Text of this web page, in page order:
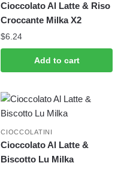
Cioccolato Al Latte & Riso
Croccante Milka X2
$6.24
Add to cart
CIOCCOLATINI
Cioccolato Al Latte &
Biscotto Lu Milka